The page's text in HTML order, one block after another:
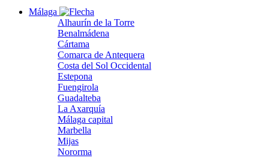
Málaga
Alhaurín de la Torre
Benalmádena
Cártama
Comarca de Antequera
Costa del Sol Occidental
Estepona
Fuengirola
Guadalteba
La Axarquía
Málaga capital
Marbella
Mijas
Nororma